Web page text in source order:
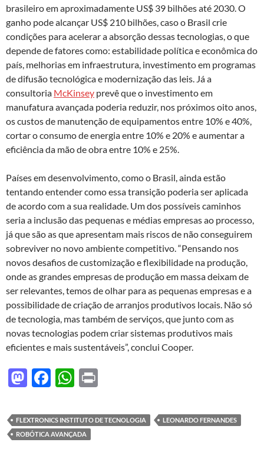
brasileiro em aproximadamente US$ 39 bilhões até 2030. O
ganho pode alcançar US$ 210 bilhões, caso o Brasil crie
condições para acelerar a absorção dessas tecnologias, o que
depende de fatores como: estabilidade política e econômica do
país, melhorias em infraestrutura, investimento em programas
de difusão tecnológica e modernização das leis. Já a
consultoria McKinsey prevê que o investimento em
manufatura avançada poderia reduzir, nos próximos oito anos,
os custos de manutenção de equipamentos entre 10% e 40%,
cortar o consumo de energia entre 10% e 20% e aumentar a
eficiência da mão de obra entre 10% e 25%.
Países em desenvolvimento, como o Brasil, ainda estão
tentando entender como essa transição poderia ser aplicada
de acordo com a sua realidade. Um dos possíveis caminhos
seria a inclusão das pequenas e médias empresas ao processo,
já que são as que apresentam mais riscos de não conseguirem
sobreviver no novo ambiente competitivo. “Pensando nos
novos desafios de customização e flexibilidade na produção,
onde as grandes empresas de produção em massa deixam de
ser relevantes, temos de olhar para as pequenas empresas e a
possibilidade de criação de arranjos produtivos locais. Não só
de tecnologia, mas também de serviços, que junto com as
novas tecnologias podem criar sistemas produtivos mais
eficientes e mais sustentáveis”, conclui Cooper.
M
to
d
F
e
b
W
at
s
nt
FLEXTRONICS INSTITUTO DE TECNOLOGIA
LEONARDO FERNANDES
ROBÓTICA AVANÇADA